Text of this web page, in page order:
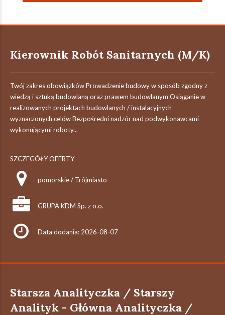
Kierownik Robót Sanitarnych (M/K)
Twój zakres obowiązków Prowadzenie budowy w sposób zgodny z
wiedzą i sztuką budowlaną oraz prawem budowlanym Osiąganie w
realizowanych projektach budowlanych / instalacyjnych
wyznaczonych celów Bezpośredni nadzór nad podwykonawcami
wykonującymi roboty...
SZCZEGÓŁY OFERTY
pomorskie / Trójmiasto
GRUPA KDM Sp. z o.o.
Data dodania: 2026-08-07
Starsza Analityczka / Starszy
Analityk - Główna Analityczka /